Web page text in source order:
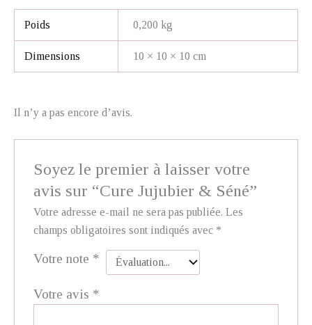
Poids 0,200 kg
Dimensions 10 × 10 × 10 cm
Il n’y a pas encore d’avis.
Soyez le premier à laisser votre
avis sur “Cure Jujubier & Séné”
Votre adresse e-mail ne sera pas publiée. Les
champs obligatoires sont indiqués avec *
Votre note *
Votre avis *